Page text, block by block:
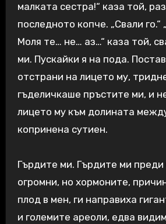
малката сестра!“ каза той,
последното копче. „Свали го.“
Моля те… не… аз…“ каза той,
ми. Пускайки я на пода.
отстрани на лицето му,
гъделичкаше пръстите ми, и
лицето му към долината
копринена сутиен.
Гърдите ми. Гърдите ми преди
огромни, но хормоните,
плод в мен, ги направиха
и големите ареоли, едва